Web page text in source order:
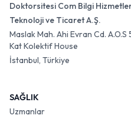
Doktorsitesi Com Bilgi
Teknoloji ve Ticaret A.Ş.
Maslak Mah. Ahi Evran Cd.
Kat Kolektif House
İstanbul, Türkiye
SAĞLIK
Uzmanlar